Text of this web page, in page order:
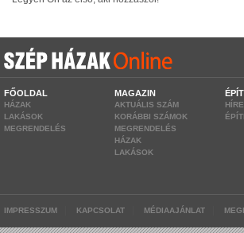
FŐOLDAL
HÁZAK
LAKÁSOK
MEGRENDELÉS
MAGAZIN
AKTUÁLIS SZÁM
KORÁBBI SZÁMOK
MEGRENDELÉS
HÁZAK
LAKÁSOK
IMPRESSZUM KAPCSOLAT MÉDIAAJÁNLAT